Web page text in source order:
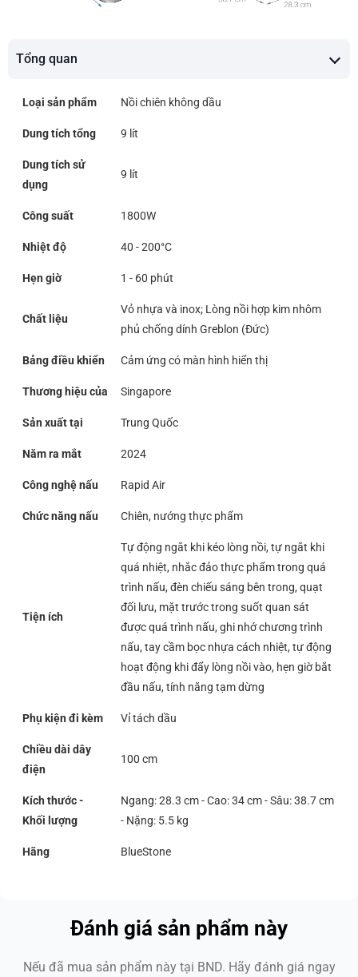
Tổng quan
Loại sản phẩm Nồi chiên không dầu
Dung tích tổng 9 lít
Dung tích sử
dụng
9 lít
Công suất 1800W
Nhiệt độ 40 - 200°C
Hẹn giờ 1 - 60 phút
Chất liệu
Vỏ nhựa và inox; Lòng nồi hợp kim nhôm
phủ chống dính Greblon (Đức)
Bảng điều khiển Cảm ứng có màn hình hiển thị
Thương hiệu của Singapore
Sản xuất tại Trung Quốc
Năm ra mắt 2024
Công nghệ nấu Rapid Air
Chức năng nấu Chiên, nướng thực phẩm
Tiện ích
Tự động ngắt khi kéo lòng nồi, tự ngắt khi
quá nhiệt, nhắc đảo thực phẩm trong quá
trình nấu, đèn chiếu sáng bên trong, quạt
đối lưu, mặt trước trong suốt quan sát
được quá trình nấu, ghi nhớ chương trình
nấu, tay cầm bọc nhựa cách nhiệt, tự động
hoạt động khi đẩy lòng nồi vào, hẹn giờ bắt
đầu nấu, tính năng tạm dừng
Phụ kiện đi kèm Vỉ tách dầu
Chiều dài dây
điện
100 cm
Kích thước -
Khối lượng
Ngang: 28.3 cm - Cao: 34 cm - Sâu: 38.7 cm
- Nặng: 5.5 kg
Hãng BlueStone
Đánh giá sản phẩm này
Nếu đã mua sản phẩm này tại BND. Hãy đánh giá ngay